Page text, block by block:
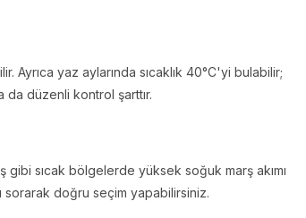
Ayrıca yaz aylarında sıcaklık 40°C'yi bulabilir;
da düzenli kontrol şarttır.
gibi sıcak bölgelerde yüksek soğuk marş akımı
doğru seçim yapabilirsiniz.